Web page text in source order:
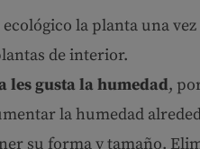
la planta una
de interior.
les gusta la humedad,
la humedad
su forma y tamaño.